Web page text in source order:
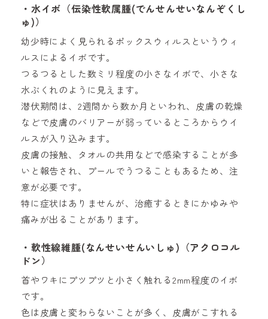
・水イボ（伝染性軟属腫(でんせんせいなんぞくし
ゅ)）
幼少時によく見られるポックスウィルスというウィ
ルスによるイボです。
つるつるとした数ミリ程度の小さなイボで、小さな
水ぶくれのように見えます。
潜伏期間は、2週間から数か月といわれ、皮膚の乾燥
などで皮膚のバリアーが弱っているところからウイ
ルスが入り込みます。
皮膚の接触、タオルの共用などで感染することが多
いと報告され、プールでうつることもあるため、注
意が必要です。
特に症状はありませんが、治癒するときにかゆみや
痛みが出ることがあります。
・軟性線維腫(なんせいせんいしゅ)（アクロコル
ドン）
首やワキにプツプツと小さく触れる2mm程度のイボ
です。
色は皮膚と変わらないことが多く、皮膚がこすれる